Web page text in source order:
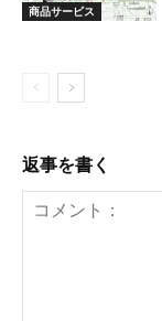
商品サービス
返事を書く